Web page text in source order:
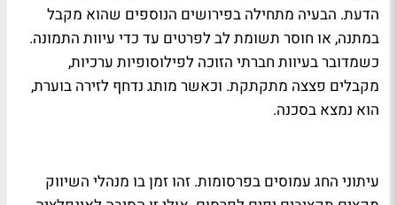
הדעת. הבעיה מתחילה בפירושים הנוספים שהוא מקבל
במתנה, או חוסר תשומת לב לפרטים עד כדי עיוות התמונה.
כשמדובר בעיוות חברתי הזוכה לפילוסופיות ערכיות,
מקבלים פצצה מתקתקת. וכאשר מותג נדחף לזירה בוערת,
הוא נמצא בסכנה.
עיתוני החג עמוסים בפרסומות. זהו זמן בו מנהלי השיווק